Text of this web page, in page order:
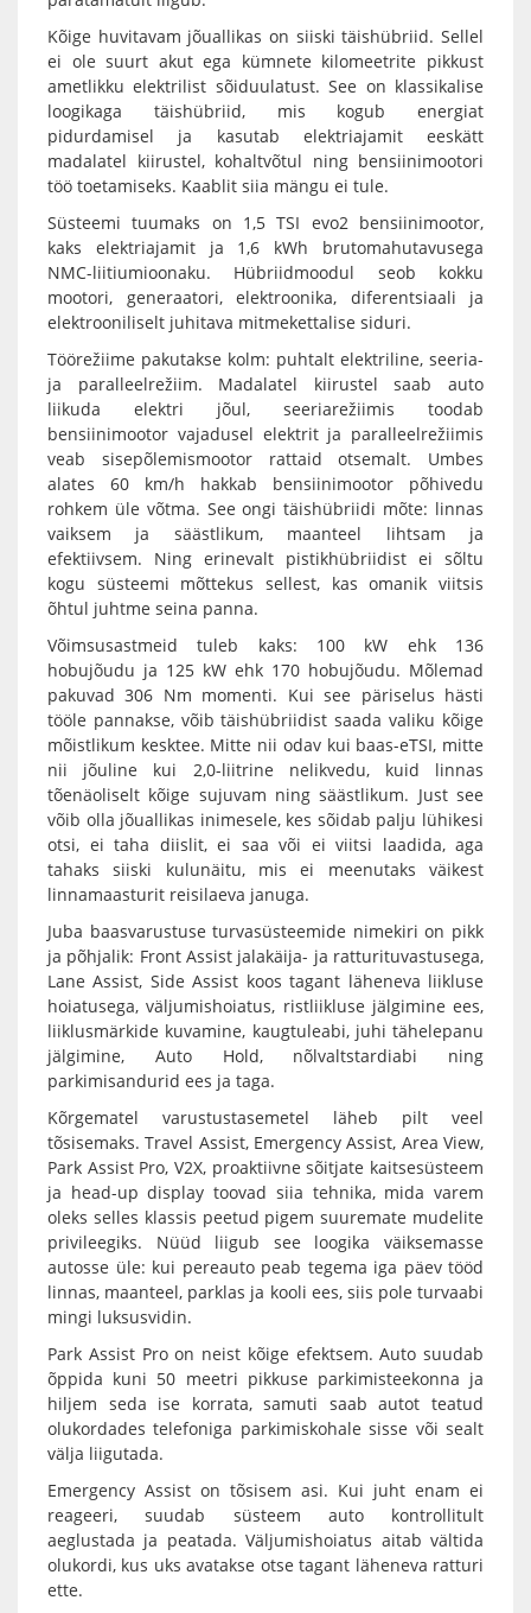
Kõige huvitavam jõuallikas on siiski täishübriid. Sellel
ei ole suurt akut ega kümnete kilomeetrite pikkust
ametlikku elektrilist sõiduulatust. See on klassikalise
loogikaga täishübriid, mis kogub energiat
pidurdamisel ja kasutab elektriajamit eeskätt
madalatel kiirustel, kohaltvõtul ning bensiinimootori
töö toetamiseks. Kaablit siia mängu ei tule.
Süsteemi tuumaks on 1,5 TSI evo2 bensiinimootor,
kaks elektriajamit ja 1,6 kWh brutomahutavusega
NMC-liitiumioonaku. Hübriidmoodul seob kokku
mootori, generaatori, elektroonika, diferentsiaali ja
elektrooniliselt juhitava mitmekettalise siduri.
Töörežiime pakutakse kolm: puhtalt elektriline, seeria-
ja paralleelrežiim. Madalatel kiirustel saab auto
liikuda elektri jõul, seeriarežiimis toodab
bensiinimootor vajadusel elektrit ja paralleelrežiimis
veab sisepõlemismootor rattaid otsemalt. Umbes
alates 60 km/h hakkab bensiinimootor põhivedu
rohkem üle võtma. See ongi täishübriidi mõte: linnas
vaiksem ja säästlikum, maanteel lihtsam ja
efektiivsem. Ning erinevalt pistikhübriidist ei sõltu
kogu süsteemi mõttekus sellest, kas omanik viitsis
õhtul juhtme seina panna.
Võimsusastmeid tuleb kaks: 100 kW ehk 136
hobujõudu ja 125 kW ehk 170 hobujõudu. Mõlemad
pakuvad 306 Nm momenti. Kui see päriselus hästi
tööle pannakse, võib täishübriidist saada valiku kõige
mõistlikum kesktee. Mitte nii odav kui baas-eTSI, mitte
nii jõuline kui 2,0-liitrine nelikvedu, kuid linnas
tõenäoliselt kõige sujuvam ning säästlikum. Just see
võib olla jõuallikas inimesele, kes sõidab palju lühikesi
otsi, ei taha diislit, ei saa või ei viitsi laadida, aga
tahaks siiski kulunäitu, mis ei meenutaks väikest
linnamaasturit reisilaeva januga.
Juba baasvarustuse turvasüsteemide nimekiri on pikk
ja põhjalik: Front Assist jalakäija- ja ratturituvastusega,
Lane Assist, Side Assist koos tagant läheneva liikluse
hoiatusega, väljumishoiatus, ristliikluse jälgimine ees,
liiklusmärkide kuvamine, kaugtuleabi, juhi tähelepanu
jälgimine, Auto Hold, nõlvaltstardiabi ning
parkimisandurid ees ja taga.
Kõrgematel varustustasemetel läheb pilt veel
tõsisemaks. Travel Assist, Emergency Assist, Area View,
Park Assist Pro, V2X, proaktiivne sõitjate kaitsesüsteem
ja head-up display toovad siia tehnika, mida varem
oleks selles klassis peetud pigem suuremate mudelite
privileegiks. Nüüd liigub see loogika väiksemasse
autosse üle: kui pereauto peab tegema iga päev tööd
linnas, maanteel, parklas ja kooli ees, siis pole turvaabi
mingi luksusvidin.
Park Assist Pro on neist kõige efektsem. Auto suudab
õppida kuni 50 meetri pikkuse parkimisteekonna ja
hiljem seda ise korrata, samuti saab autot teatud
olukordades telefoniga parkimiskohale sisse või sealt
välja liigutada.
Emergency Assist on tõsisem asi. Kui juht enam ei
reageeri, suudab süsteem auto kontrollitult
aeglustada ja peatada. Väljumishoiatus aitab vältida
olukordi, kus uks avatakse otse tagant läheneva ratturi
ette.